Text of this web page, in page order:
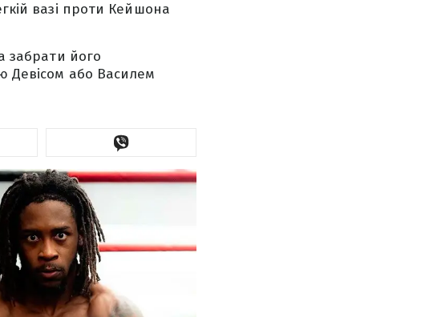
вазі проти Кейшона
забрати його
Девісом або Василем